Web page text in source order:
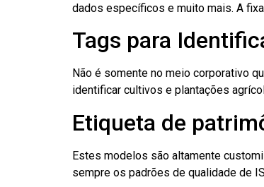
dados específicos e muito mais. A
Tags para
Não é somente no meio corporativo
identificar cultivos e plantações
Etiqueta de
Estes modelos são altamente
sempre os padrões de qualidade de